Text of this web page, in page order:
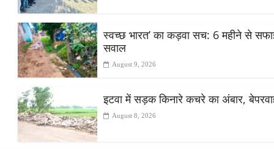
स्वच्छ भारत’ का कड़वा सच: 6 महीने से सफाई
सवाल
August 9, 2026
इटवा में सड़क किनारे कचरे का अंबार,
August 8, 2026